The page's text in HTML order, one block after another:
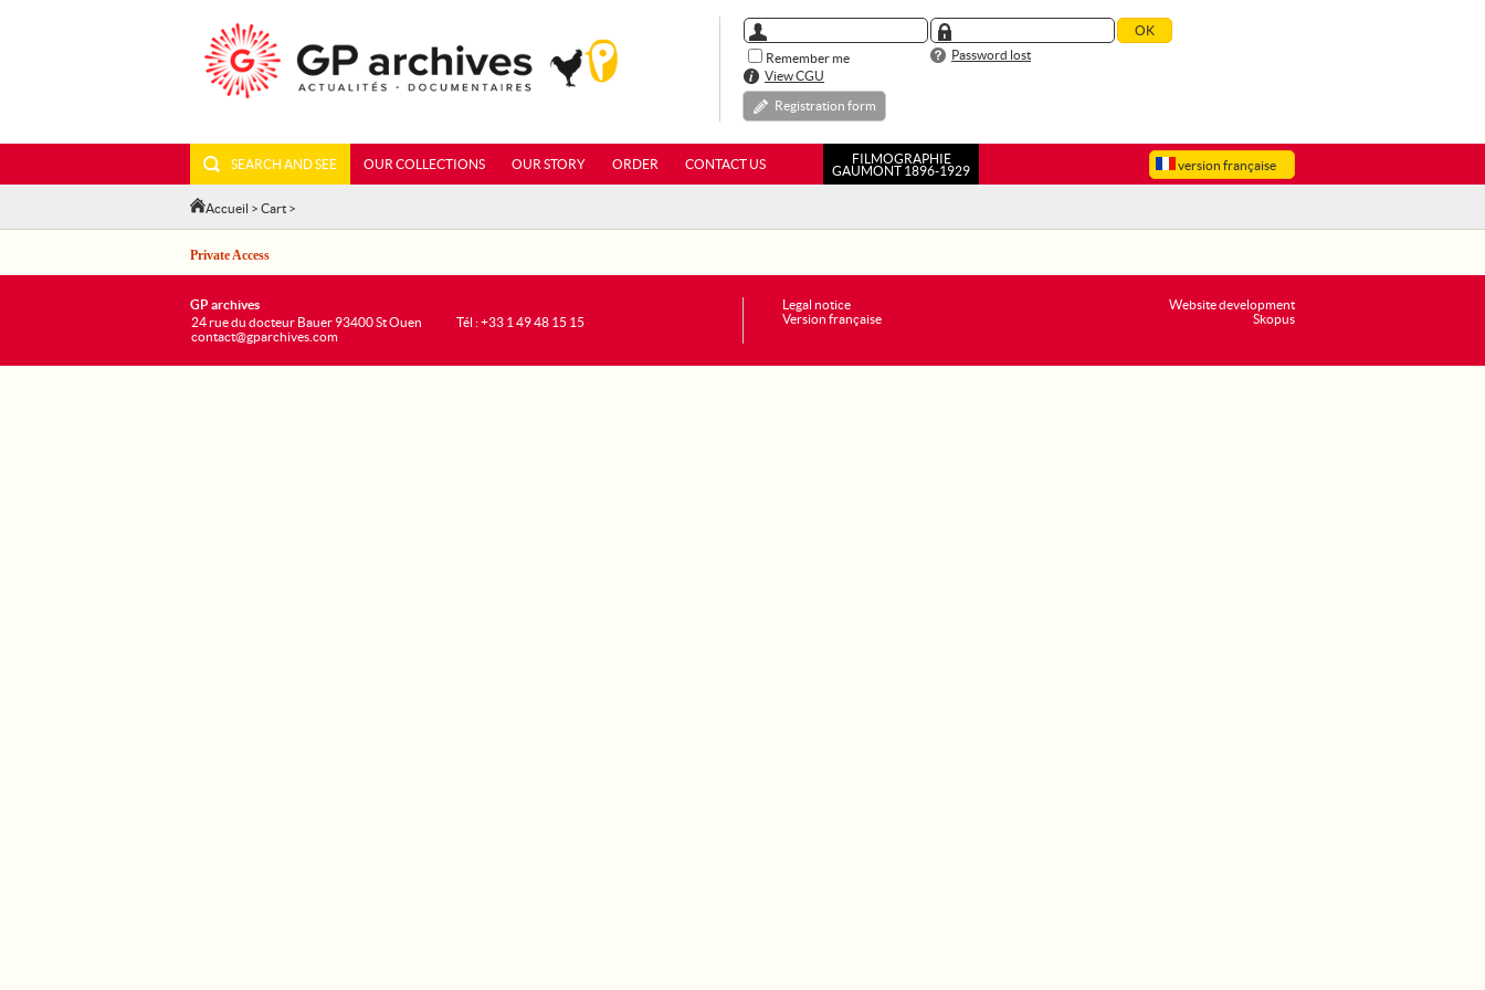
Remember me
Password lost
View CGU
Registration form
version française
SEARCH AND SEE OUR COLLECTIONS OUR STORY ORDER CONTACT US
FILMOGRAPHIE
GAUMONT 1896-1929
Accueil > Cart >
Private Access
Website development
Skopus
GP archives
24 rue du docteur Bauer 93400 St Ouen
contact@gparchives.com
Tél : +33 1 49 48 15 15
Legal notice
Version française